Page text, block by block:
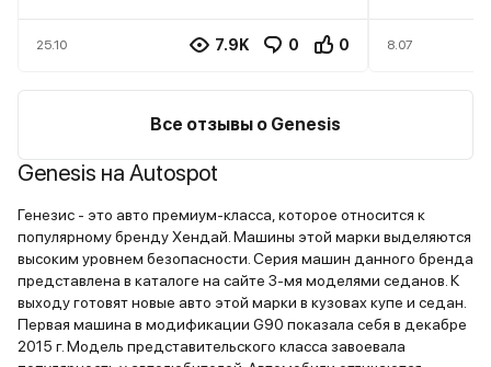
заслужил в моих глазах
искреннее уважение. Да это не
дешевые машина с претензией
на элитность (по моему вполне
"фамильными " чертами и она
пробивается в элитный сегмент
рынка куда попасть очень не
легко. Лично я к элитности и
престижности отношусь
прохладно а смотрю на
соотношение цена качество
очень внимательно . Поэтому GV
25.10 7.9K 0 0
машине
идет
расчитаны
классная
8.07
Все отзывы о Genesis
Genesis на Autospot
Генезис - это авто премиум-класса, которое относится к
популярному бренду Хендай. Машины этой марки выделяются
высоким уровнем безопасности. Серия машин данного бренда
представлена в каталоге на сайте 3-мя моделями седанов. К
выходу готовят новые авто этой марки в кузовах купе и седан.
Первая машина в модификации G90 показала себя в декабре
2015 г. Модель представительского класса завоевала